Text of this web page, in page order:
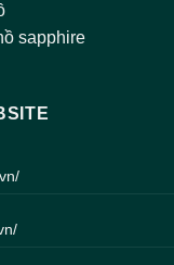
sapphire